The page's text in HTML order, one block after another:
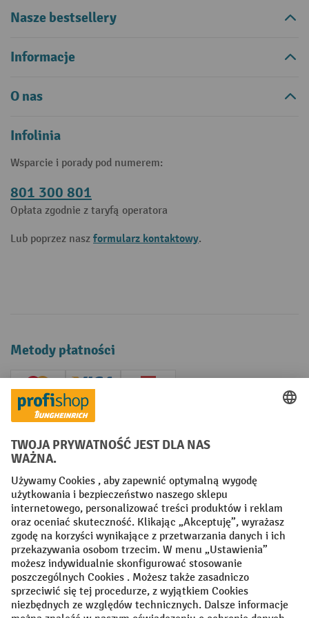
Nasze bestsellery
Informacje
O nas
Infolinia
Wsparcie i porady pod numerem:
801 300 801
Opłata zgodnie z taryfą operatora
Lub poprzez nasz formularz kontaktowy.
Metody płatności
Creditcard (Master)Creditcard (Visa)
Factura Przedpłata
Sieci społecznościowe
Facebook
YouTube
LinkedIn
Instagram
Regulamin Impressum PL
Oświadczenie o ochronie danych